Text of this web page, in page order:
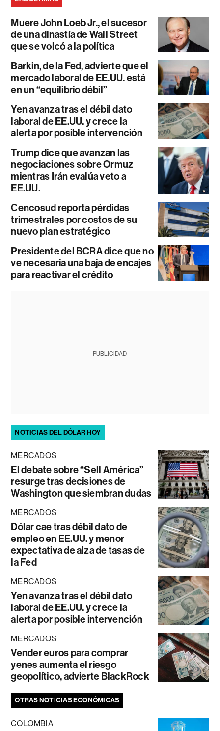
Muere John Loeb Jr., el sucesor
de una dinastía de Wall Street
que se volcó a la política
Barkin, de la Fed, advierte que el
mercado laboral de EE.UU. está
en un “equilibrio débil”
Yen avanza tras el débil dato
laboral de EE.UU. y crece la
alerta por posible intervención
Trump dice que avanzan las
negociaciones sobre Ormuz
mientras Irán evalúa veto a
EE.UU.
Cencosud reporta pérdidas
trimestrales por costos de su
nuevo plan estratégico
Presidente del BCRA dice que no
ve necesaria una baja de encajes
para reactivar el crédito
PUBLICIDAD
NOTICIAS DEL DÓLAR HOY
MERCADOS
El debate sobre “Sell América”
resurge tras decisiones de
Washington que siembran dudas
MERCADOS
Dólar cae tras débil dato de
empleo en EE.UU. y menor
expectativa de alza de tasas de
la Fed
MERCADOS
Yen avanza tras el débil dato
laboral de EE.UU. y crece la
alerta por posible intervención
MERCADOS
Vender euros para comprar
yenes aumenta el riesgo
geopolítico, advierte BlackRock
OTRAS NOTICIAS ECONÓMICAS
COLOMBIA